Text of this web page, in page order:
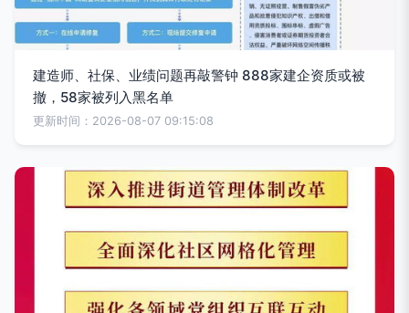
建造师、社保、业绩问题再敲警钟 888家建企资质或被
撤，58家被列入黑名单
更新时间：2026-08-07 09:15:08